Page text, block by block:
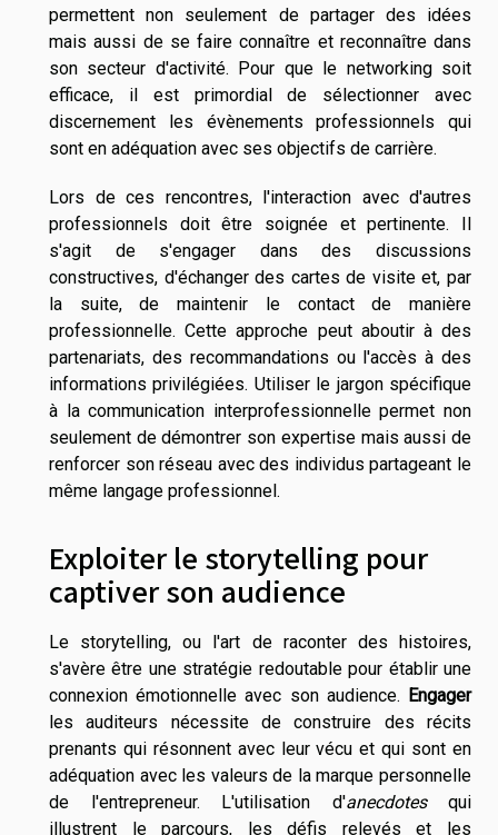
permettent non seulement de partager des idées
mais aussi de se faire connaître et reconnaître dans
son secteur d'activité. Pour que le networking soit
efficace, il est primordial de sélectionner avec
discernement les évènements professionnels qui
sont en adéquation avec ses objectifs de carrière.
Lors de ces rencontres, l'interaction avec d'autres
professionnels doit être soignée et pertinente. Il
s'agit de s'engager dans des discussions
constructives, d'échanger des cartes de visite et, par
la suite, de maintenir le contact de manière
professionnelle. Cette approche peut aboutir à des
partenariats, des recommandations ou l'accès à des
informations privilégiées. Utiliser le jargon spécifique
à la communication interprofessionnelle permet non
seulement de démontrer son expertise mais aussi de
renforcer son réseau avec des individus partageant le
même langage professionnel.
Exploiter le storytelling pour
captiver son audience
Le storytelling, ou l'art de raconter des histoires,
s'avère être une stratégie redoutable pour établir une
connexion émotionnelle avec son audience. Engager
les auditeurs nécessite de construire des récits
prenants qui résonnent avec leur vécu et qui sont en
adéquation avec les valeurs de la marque personnelle
de l'entrepreneur. L'utilisation d'anecdotesqui
illustrent le parcours, les défis relevés et les